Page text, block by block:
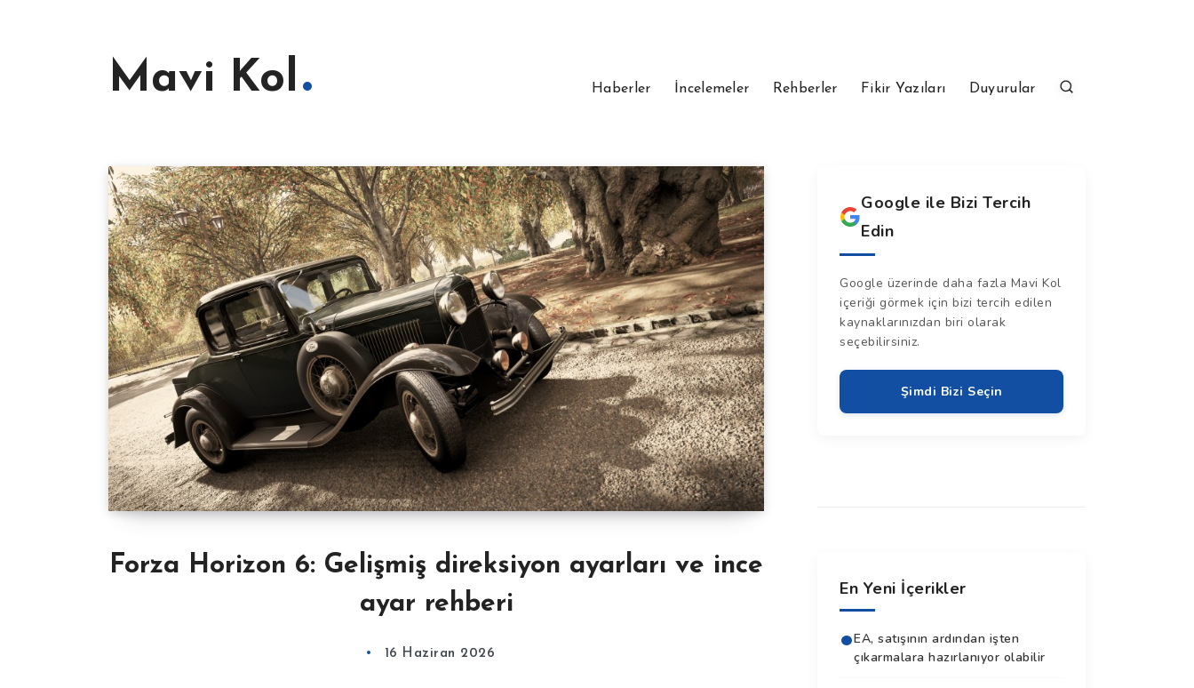
Mavi Kol Haberler İncelemeler Rehberler Fikir Yazıları Duyurular
Forza Horizon 6: Gelişmiş direksiyon ayarları ve ince
ayar rehberi
16 Haziran 2026
Google ile Bizi Tercih
Edin
Google üzerinde daha fazla Mavi Kol
içeriği görmek için bizi tercih edilen
kaynaklarınızdan biri olarak
seçebilirsiniz.
Şimdi Bizi Seçin
En Yeni İçerikler
EA, satışının ardından işten
çıkarmalara hazırlanıyor olabilir